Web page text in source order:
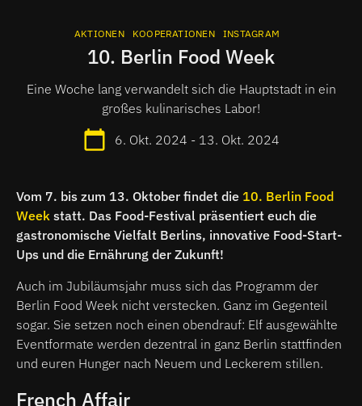
AKTIONEN KOOPERATIONEN INSTAGRAM
10. Berlin Food Week
Eine Woche lang verwandelt sich die Hauptstadt in ein
großes kulinarisches Labor!
6. Okt. 2024 - 13. Okt. 2024
Vom 7. bis zum 13. Oktober findet die 10. Berlin Food
Week statt. Das Food-Festival präsentiert euch die
gastronomische Vielfalt Berlins, innovative Food-Start-
Ups und die Ernährung der Zukunft!
Auch im Jubiläumsjahr muss sich das Programm der
Berlin Food Week nicht verstecken. Ganz im Gegenteil
sogar. Sie setzen noch einen obendrauf: Elf ausgewählte
Eventformate werden dezentral in ganz Berlin stattfinden
und euren Hunger nach Neuem und Leckerem stillen.
French Affair